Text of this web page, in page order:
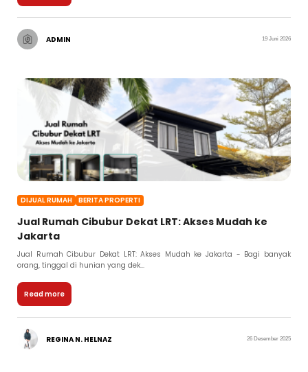
ADMIN 19 Juni 2026
DIJUAL RUMAH BERITA PROPERTI
Jual Rumah Cibubur Dekat LRT: Akses Mudah ke
Jakarta
Jual Rumah Cibubur Dekat LRT: Akses Mudah ke Jakarta - Bagi banyak
orang, tinggal di hunian yang dek...
Read more
REGINA N. HELNAZ 26 Desember 2025